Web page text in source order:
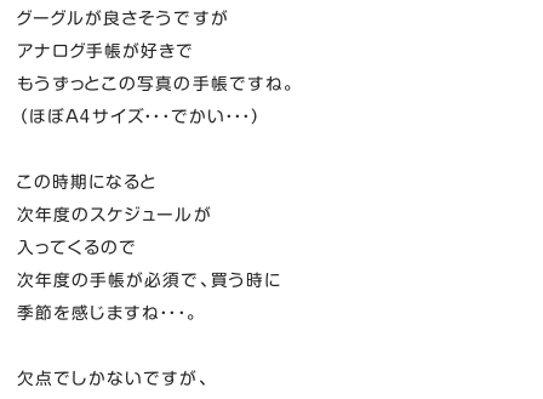
グーグルが良さそうですが
アナログ手帳が好きで
もうずっとこの写真の手帳ですね。
（ほぼA４サイズ・・・でかい・・・）
この時期になると
次年度のスケジュールが
入ってくるので
次年度の手帳が必須で、買う時に
季節を感じますね・・・。
欠点でしかないですが、